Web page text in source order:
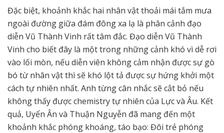
Đặc biệt, khoảnh khắc hai nhân vật thoải mái tắm mưa
ngoài đường giữa đám đông xa lạ là phân cảnh đạo
diễn Vũ Thành Vinh rất tâm đắc. Đạo diễn Vũ Thành
Vinh cho biết đây là một trong những cảnh khó vì dễ rơi
vào lối mòn, nếu diễn viên không cảm nhận được sự gò
bó từ nhân vật thì sẽ khó lột tả được sự hứng khởi một
cách tự nhiên nhất. Anh từng cân nhắc sẽ cắt bỏ nếu
không thấy được chemistry tự nhiên của Lực và Âu. Kết
quả, Uyển Ân và Thuận Nguyễn đã mang đến một
khoảnh khắc phóng khoáng, táo bạo: Đôi trẻ phóng